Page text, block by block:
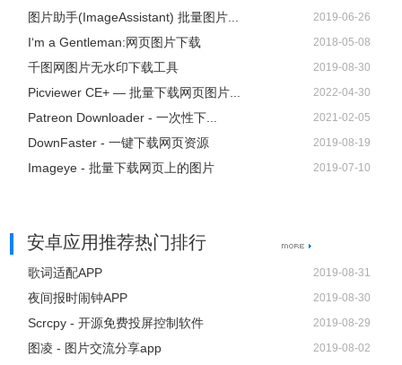
图片助手(ImageAssistant) 批量图片... 2019-06-26
I‘m a Gentleman:网页图片下载 2018-05-08
千图网图片无水印下载工具 2019-08-30
Picviewer CE+ — 批量下载网页图片... 2022-04-30
Patreon Downloader - 一次性下... 2021-02-05
DownFaster - 一键下载网页资源 2019-08-19
Imageye - 批量下载网页上的图片 2019-07-10
安卓应用推荐热门排行
歌词适配APP 2019-08-31
夜间报时闹钟APP 2019-08-30
Scrcpy - 开源免费投屏控制软件 2019-08-29
图凌 - 图片交流分享app 2019-08-02